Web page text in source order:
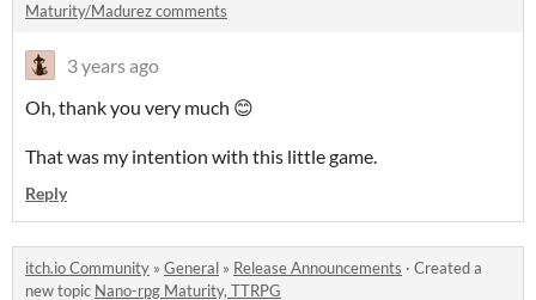
Maturity/Madurez comments
3 years ago
Oh, thank you very much 😊
That was my intention with this little game.
Reply
itch.io Community » General » Release Announcements · Created a
new topic Nano-rpg Maturity, TTRPG